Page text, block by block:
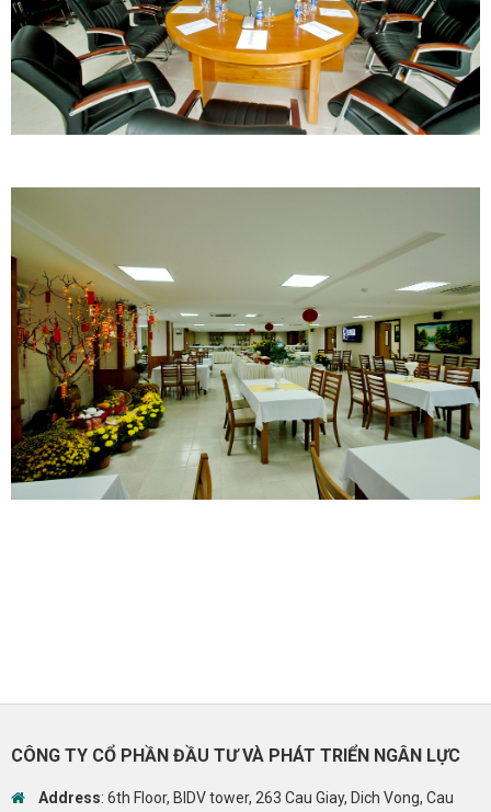
CÔNG TY CỔ PHẦN ĐẦU TƯ VÀ PHÁT TRIỂN NGÂN LỰC
Address: 6th Floor, BIDV tower, 263 Cau Giay, Dich Vong, Cau